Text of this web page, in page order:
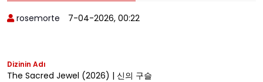
rosemorte 7-04-2026, 00:22
Dizinin Adı
The Sacred Jewel (2026) | 신의 구슬